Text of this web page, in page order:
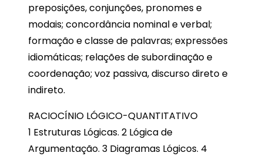
preposições, conjunções, pronomes e
modais; concordância nominal e verbal;
formação e classe de palavras; expressões
idiomáticas; relações de subordinação e
coordenação; voz passiva, discurso direto e
indireto.
RACIOCÍNIO LÓGICO-QUANTITATIVO
1 Estruturas Lógicas. 2 Lógica de
Argumentação. 3 Diagramas Lógicos. 4